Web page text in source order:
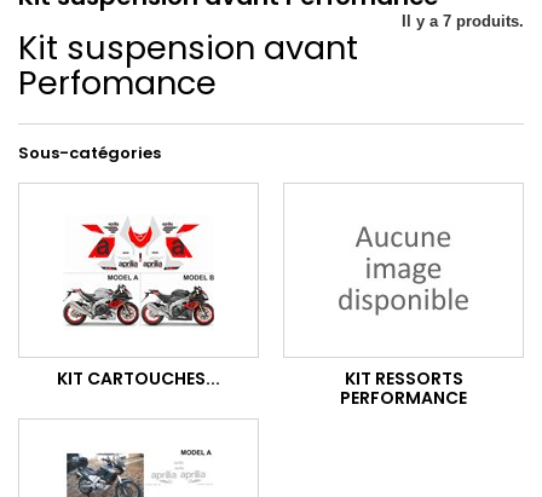
Il y a 7 produits.
Kit suspension avant
Perfomance
Sous-catégories
KIT CARTOUCHES...
KIT RESSORTS
PERFORMANCE